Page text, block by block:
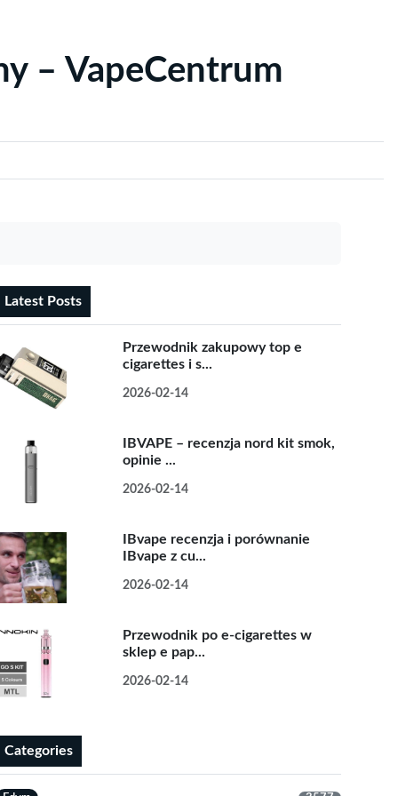
– VapeCentrum
Latest Posts
Przewodnik zakupowy top e
cigarettes i s...
2026-02-14
IBVAPE – recenzja nord kit smok,
opinie ...
2026-02-14
IBvape recenzja i porównanie
IBvape z cu...
2026-02-14
Przewodnik po e-cigarettes w
sklep e pap...
2026-02-14
Categories